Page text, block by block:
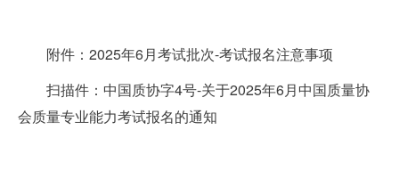
附件： 2025年6月考试批次-考试报名注意事项
扫描件： 中国质协字4号-关于2025年6月中国质量协
会质量专业能力考试报名的通知